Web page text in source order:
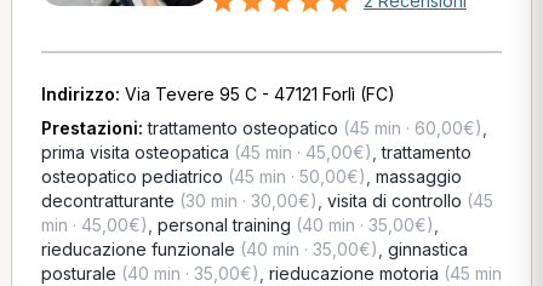
Indirizzo: Via Tevere 95 C - 47121 Forlì (FC)
Prestazioni:trattamento osteopatico (45 min · 60,00€)
prima visita osteopatica (45 min · 45,00€) ,trattamento
osteopatico pediatrico (45 min · 50,00€) massaggio
decontratturante (30 min · 30,00€) visita di controllo (45
min · 45,00€) personal training (40 min · 35,00€)
rieducazione funzionale (40 min · 35,00€) ginnastica
posturale (40 min · 35,00€) rieducazione motoria (45 min